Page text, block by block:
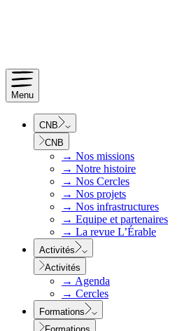
Menu
CNB
CNB
→ Nos missions
→ Notre histoire
→ Nos Cercles
→ Nos projets
→ Nos infrastructures
→ Equipe et partenaires
→ La revue L’Érable
Activités
Activités
→ Agenda
→ Cercles
Formations